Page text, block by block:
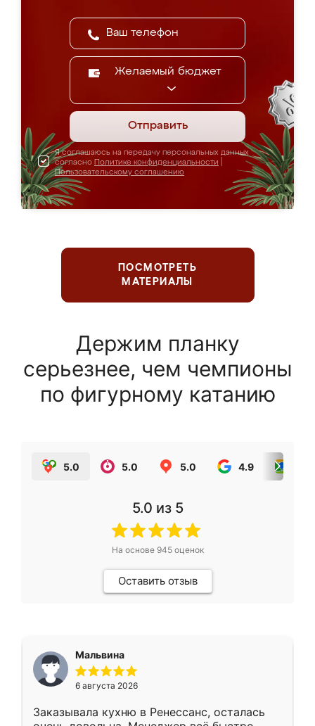
Желаемый бюджет
Отправить
Я соглашаюсь на передачу персональных данных
согласно Политике конфиденциальности
Пользовательскому соглашению
ПОСМОТРЕТЬ
МАТЕРИАЛЫ
Держим планку
серьезнее, чем чемпионы
по фигурному катанию
5.0 5.0 5.0 4.9
5.0 из 5
На основе 945оценок
Оставить отзыв
Мальвина
6 августа 2026
Заказывала кухню в Ренессанс, осталась